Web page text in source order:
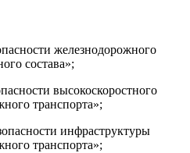
железнодорожного
состава»;
высокоскоростного
транспорта»;
инфраструктуры
транспорта»;